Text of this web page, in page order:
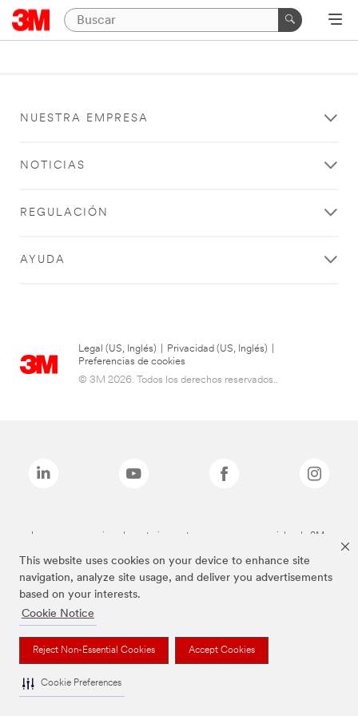
This website uses cookies on your device to enhance site
navigation, analyze site usage, and deliver you advertisements
based on your interests.
Cookie Notice
Reject Non-Essential Cookies Accept Cookies
Cookie Preferences
NUESTRA EMPRESA
NOTICIAS
REGULACIÓN
AYUDA
Legal (US, Inglés) Privacidad (US, Inglés)
Preferencias de cookies
© 3M 2026. Todos los derechos reservados..
Las marcas mencionadas anteriormente son marcas comerciales de 3M.